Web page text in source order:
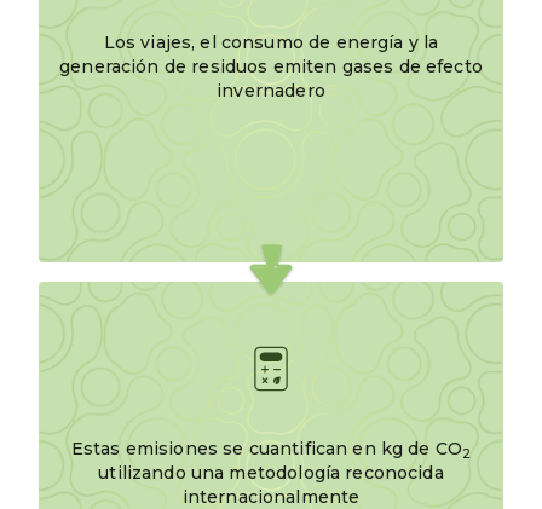
Los viajes, el consumo de energía y la
generación de residuos emiten gases de efecto
invernadero
Estas emisiones se cuantifican en kg de CO2
utilizando una metodología reconocida
internacionalmente